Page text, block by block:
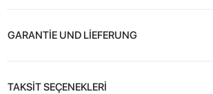
GARANTİE UND LİEFERUNG
TAKSİT SEÇENEKLERİ